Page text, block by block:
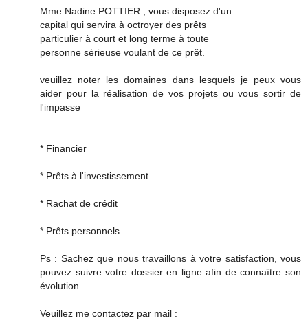
Mme Nadine POTTIER , vous disposez d'un
capital qui servira à octroyer des prêts
particulier à court et long terme à toute
personne sérieuse voulant de ce prêt.
veuillez noter les domaines dans lesquels je peux vous
aider pour la réalisation de vos projets ou vous sortir de
l'impasse
* Financier
* Prêts à l'investissement
* Rachat de crédit
* Prêts personnels ...
Ps : Sachez que nous travaillons à votre satisfaction, vous
pouvez suivre votre dossier en ligne afin de connaître son
évolution.
Veuillez me contactez par mail :